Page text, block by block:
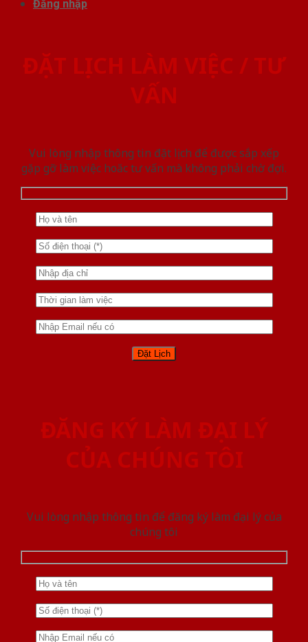
Đăng nhập
ĐẶT LỊCH LÀM VIỆC / TƯ
VẤN
Vui lòng nhập thông tin đặt lịch để được sắp xếp
gặp gỡ làm việc hoăc tư vấn mà không phải chờ đợi.
ĐĂNG KÝ LÀM ĐẠI LÝ
CỦA CHÚNG TÔI
Vui lòng nhập thông tin để đăng ký làm đại lý của
chúng tôi